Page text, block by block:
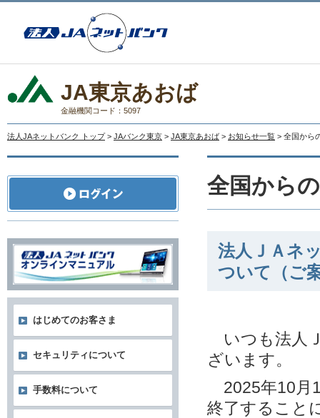
JA東京あおば
金融機関コード：5097
法人JAネットバンク トップ > JAバンク東京 > JA東京あおば > お知らせ一覧 > 全国から
全国から
法人ＪＡネ
ついて（ご
いつも法人
ざいます。
2025年10月
終了すること
はじめてのお客さま
セキュリティについて
手数料について